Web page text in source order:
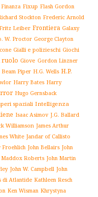
Finanza Fixup Flash Gordon
Stockton Frederic Arnold
Fritz Leiber Frontiera Galaxy
W. Proctor George Clayton
Gialli e polizieschi Giochi
ruolo Giove Gordon Linzner
Beam Piper H.G. Wells H.P.
Harry Bates Harry
Hugo Gernsback
spaziali Intelligenza
Isaac Asimov J.G. Ballard
Williamson James Arthur
White Jandar of Callisto
Froehlich John Bellairs John
Maddox Roberts John Martin
John W. Campbell John
di Atlantide Kathleen Resch
Ken Wisman Khrystyna